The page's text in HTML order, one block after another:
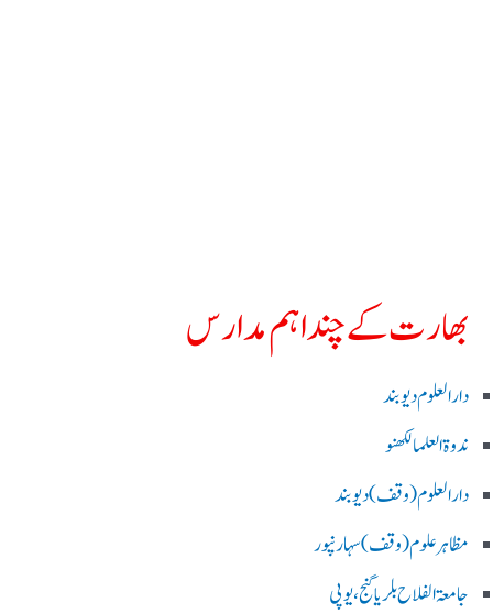
بھارت کے چند اہم مدارس
دارالعلوم دیوبند
ندوۃالعلما لکھنو
دارالعلوم (وقف)دیوبند
مظاہرعلوم (وقف)سہارنپور
جامعۃ الفلاح بلریاگنج،یوپی